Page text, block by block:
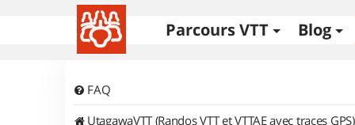
Parcours VTT Blog
FAQ
UtagawaVTT (Randos VTT et VTTAE avec traces GPS)